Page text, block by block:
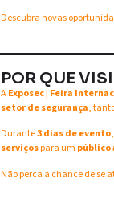
Descubra novas
POR QUE
AExposec | Feira
setor de segurança,
Durante3 dias de evento
serviçospara um
Não perca a chance de se